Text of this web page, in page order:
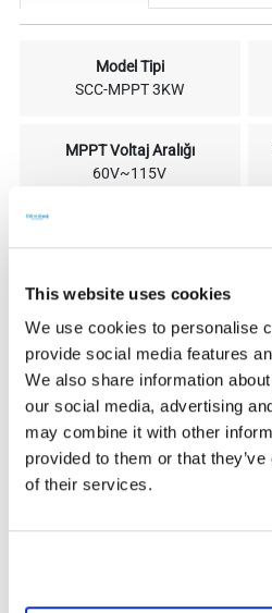
This website uses cookies
We use cookies to personalise
provide social media features
We also share information
our social media, advertising
may combine it with other
provided to them or that
of their services.
Model Tipi
SCC-MPPT 3KW
MPPT Voltaj Aralığı
60V~115V
Kapalı Kurşun Asit, Kuru, Jel
LCD Gösterge
Güneş Enerjisi, Yük Seviyesi,
Akü Voltajı / Kapasitesi, Şarj
Akımı ve Arıza Koşullarını
Gösteren LCD Gösterge